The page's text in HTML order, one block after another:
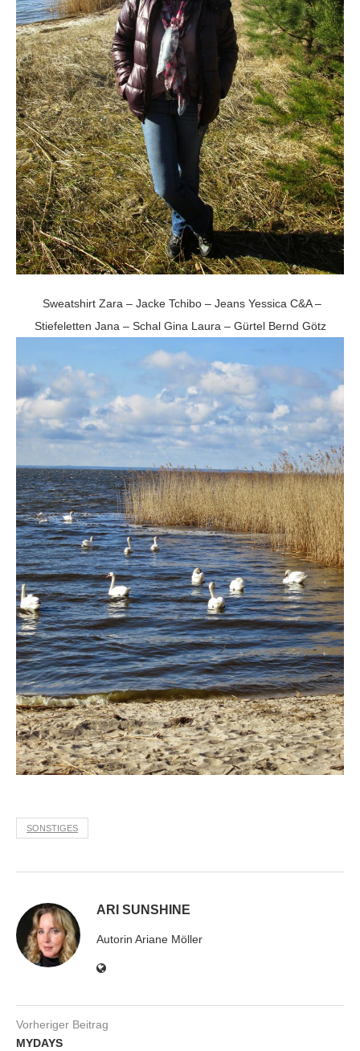
Sweatshirt Zara – Jacke Tchibo – Jeans Yessica C&A –
Stiefeletten Jana – Schal Gina Laura – Gürtel Bernd Götz
SONSTIGES
ARI SUNSHINE
Autorin Ariane Möller
Vorheriger Beitrag
MYDAYS